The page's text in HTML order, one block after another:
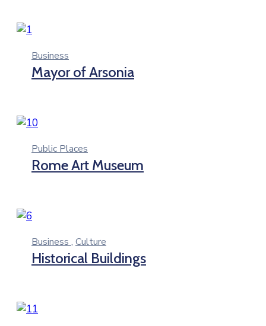
Business
Mayor of Arsonia
Public Places
Rome Art Museum
Business , Culture
Historical Buildings